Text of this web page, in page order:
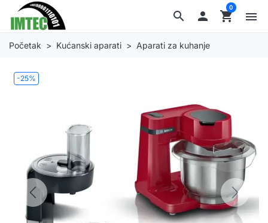
search  shopping_cart
0
menu
Početak Kućanski aparati Aparati za kuhanje
-25%
Previous Next